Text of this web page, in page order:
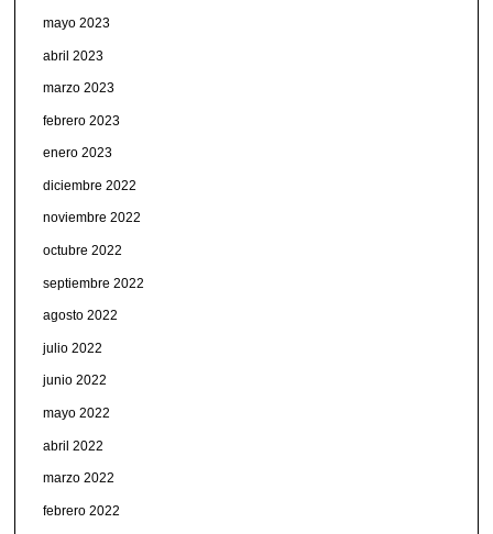
mayo 2023
abril 2023
marzo 2023
febrero 2023
enero 2023
diciembre 2022
noviembre 2022
octubre 2022
septiembre 2022
agosto 2022
julio 2022
junio 2022
mayo 2022
abril 2022
marzo 2022
febrero 2022